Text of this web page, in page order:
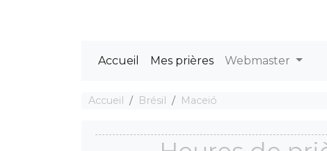
Accueil Mes prières Webmaster
Accueil Brésil Maceió